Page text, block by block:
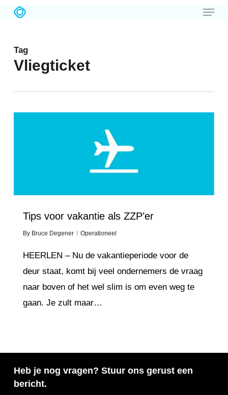
Skip
content
Menu
Tag
Vliegticket
Tips voor vakantie als ZZP’er
By Bruce Degener Operationeel
HEERLEN – Nu de vakantieperiode voor de
deur staat, komt bij veel ondernemers de vraag
naar boven of het wel slim is om even weg te
gaan. Je zult maar…
Heb je nog vragen? Stuur ons gerust een
bericht.